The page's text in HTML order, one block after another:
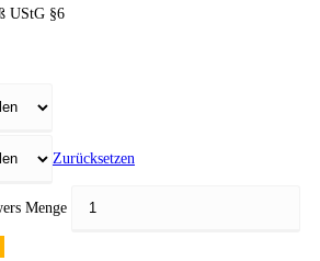
UStG §6
Zurücksetzen
Menge